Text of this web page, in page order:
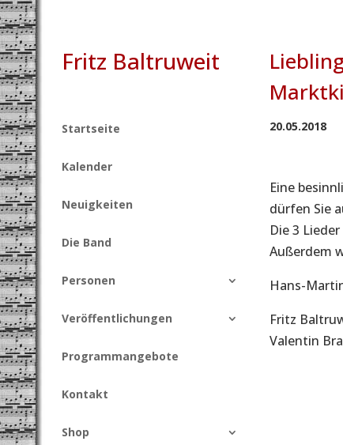
Fritz Baltruweit
Startseite
Kalender
Neuigkeiten
Die Band
Personen
Veröffentlichungen
Programmangebote
Kontakt
Shop
20.05.2018
Eine
dürfen Sie
Die 3
Außerdem
Hans-
Fritz
Valentin